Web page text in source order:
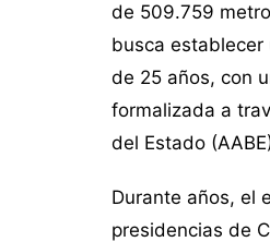
de 509.759
busca
de 25 años, con
formalizada a
del Estado
Durante años, el
presidencias de